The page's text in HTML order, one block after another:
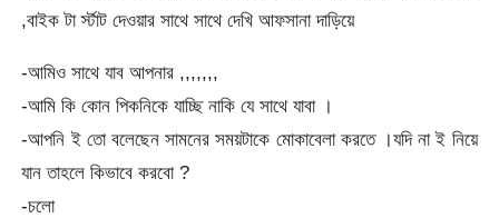
,বাইক টা র্স্টাট দেওয়ার সাথে সাথে দেখি আফসানা দাড়িয়ে
-আমিও সাথে যাব আপনার ,,,,,,,
-আমি কি কোন পিকনিকে যাচ্ছি নাকি যে সাথে যাবা ।
-আপনি ই তো বলেছেন সামনের সময়টাকে মোকাবেলা করতে ।যদি না ই নিয়ে
যান তাহলে কিভাবে করবো ?
-চলো